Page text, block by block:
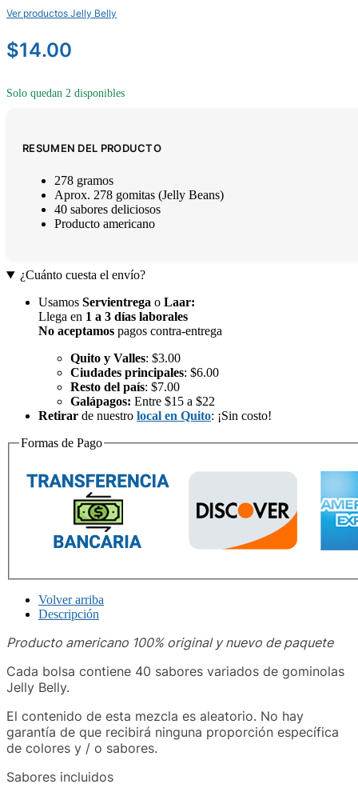
Ver productos Jelly Belly
$14.00
Solo quedan 2 disponibles
RESUMEN DEL PRODUCTO
278 gramos
Aprox. 278 gomitas (Jelly Beans)
40 sabores deliciosos
Producto americano
¿Cuánto cuesta el envío?
Usamos Servientrega o Laar:
Llega en 1 a 3 días laborales
No aceptamos pagos contra-entrega
Quito y Valles: $3.00
Ciudades principales: $6.00
Resto del país: $7.00
Galápagos: Entre $15 a $22
Retirar de nuestro local en Quito: ¡Sin costo!
Formas de Pago
Volver arriba
Descripción
Producto americano 100% original y nuevo de paquete
Cada bolsa contiene 40 sabores variados de gominolas
Jelly Belly.
El contenido de esta mezcla es aleatorio. No hay
garantía de que recibirá ninguna proporción específica
de colores y / o sabores.
Sabores incluidos